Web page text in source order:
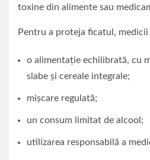
toxine din alimente sau
Pentru a proteja ficatul, medicii
o alimentație echilibrată, cu
slabe și cereale integrale;
mișcare regulată;
un consum limitat de alcool;
utilizarea responsabilă a